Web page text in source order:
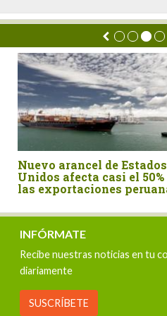
Perú importó canela
por US$ 15.4 millones
primer semestre del
INFÓRMATE
Recibe nuestras noticias en tu
diariamente
SUSCRÍBETE